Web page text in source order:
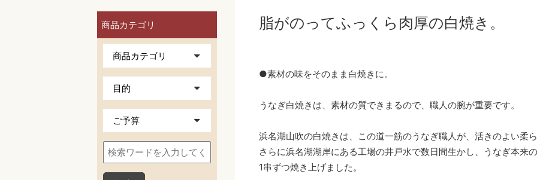
商品カテゴリ 脂がのってふっくら肉厚の白焼き。
●素材の味をそのまま白焼きに。
うなぎ白焼きは、素材の質できまるので、職人の腕が重要です。
浜名湖山吹の白焼きは、この道一筋のうなぎ職人が、活きのよい柔
さらに浜名湖湖岸にある工場の井戸水で数日間生かし、うなぎ本来
1串ずつ焼き上げました。